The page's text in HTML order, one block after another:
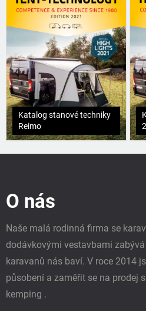
Katalog stanové techniky
Reimo
O nás
Naše malá rodinná firma se
dodávkovými vestavbami
karavanů nás baví. V roce 2014
působení a zaměřit se na prodej
kemping .